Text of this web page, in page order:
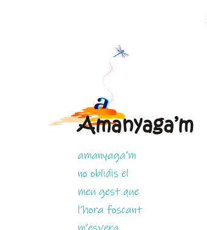
Amanyaga’m
amanyaga’m
no oblidis el
meu gest que
l’hora foscant